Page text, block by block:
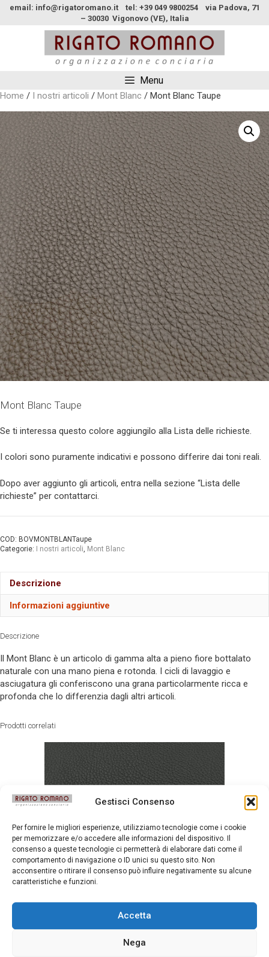
Gestisci Consenso
Per fornire le migliori esperienze, utilizziamo tecnologie come i cookie
per memorizzare e/o accedere alle informazioni del dispositivo. Il
consenso a queste tecnologie ci permetterà di elaborare dati come il
comportamento di navigazione o ID unici su questo sito. Non
acconsentire o ritirare il consenso può influire negativamente su alcune
caratteristiche e funzioni.
Accetta
Nega
email: info@rigatoromano.it tel: +39 049 9800254 via Padova, 71
– 30030 Vigonovo (VE), Italia
Menu
Home / I nostri articoli / Mont Blanc / Mont Blanc Taupe
Mont Blanc Taupe
Se ti interessa questo colore aggiungilo alla Lista delle richieste.
I colori sono puramente indicativi e possono differire dai toni reali.
Dopo aver aggiunto gli articoli, entra nella sezione “Lista delle
richieste” per contattarci.
COD: BOVMONTBLANTaupe
Categorie:
I nostri articoli, Mont Blanc
Descrizione
Informazioni aggiuntive
Descrizione
Il Mont Blanc è un articolo di gamma alta a pieno fiore bottalato
naturale con una mano piena e rotonda. I cicli di lavaggio e
asciugatura gli conferiscono una grana particolarmente ricca e
profonda che lo differenzia dagli altri articoli.
Prodotti correlati
Mont Blanc Lava